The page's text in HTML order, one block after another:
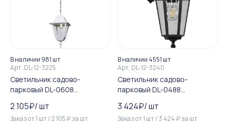
В наличии 981 шт
Арт. DL-12-3225
Светильник садово-
парковый DL-0608
2 105₽/шт
Заказ от1 шт/2 105 ₽за шт
В наличии 4551 шт
Арт. DL-12-3240
Светильник садово-
парковый DL-0488
3 424₽/шт
Заказ от1 шт/3 424 ₽за шт